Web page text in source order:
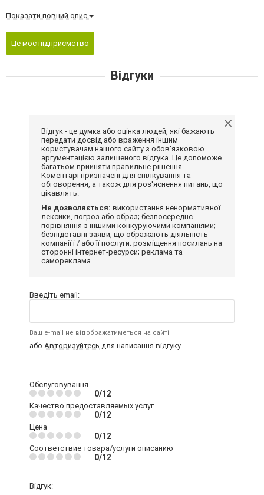
Показати повний опис
Це моє підприємство
Відгуки
Відгук - це думка або оцінка людей, які бажають
передати досвід або враження іншим
користувачам нашого сайту з обов'язковою
аргументацією залишеного відгука. Це допоможе
багатьом прийняти правильне рішення.
Коментарі призначені для спілкування та
обговорення, а також для роз'яснення питань, що
цікавлять.
Не дозволяється: використання ненормативної
лексики, погроз або образ; безпосереднє
порівняння з іншими конкуруючими компаніями;
безпідставні заяви, що ображають діяльність
компанії і / або її послуги; розміщення посилань на
сторонні інтернет-ресурси; реклама та
самореклама.
Введіть email:
Ваш e-mail не відображатиметься на сайті
або Авторизуйтесь для написання відгуку
Обслуговування
0/12
Качество предоставляемых услуг
0/12
Цена
0/12
Соответствие товара/услуги описанию
0/12
Відгук: